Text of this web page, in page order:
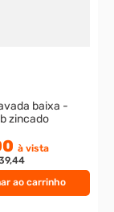
ao carrinho
baixa -
zincado
à vista